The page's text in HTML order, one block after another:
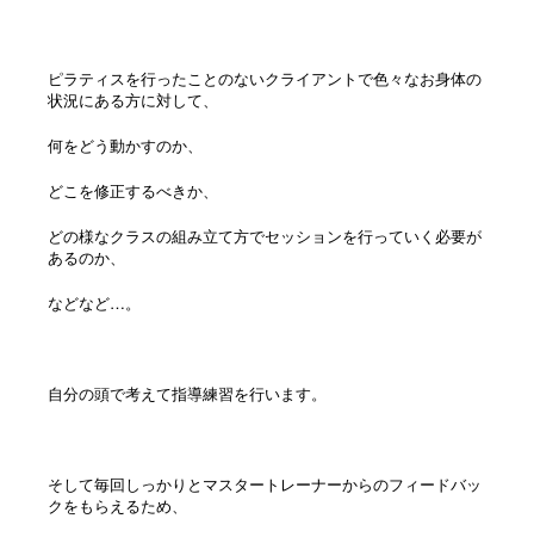
ピラティスを行ったことのないクライアントで色々なお身体の
状況にある方に対して、
何をどう動かすのか、
どこを修正するべきか、
どの様なクラスの組み立て方でセッションを行っていく必要が
あるのか、
などなど…。
自分の頭で考えて指導練習を行います。
そして毎回しっかりとマスタートレーナーからのフィードバッ
クをもらえるため、